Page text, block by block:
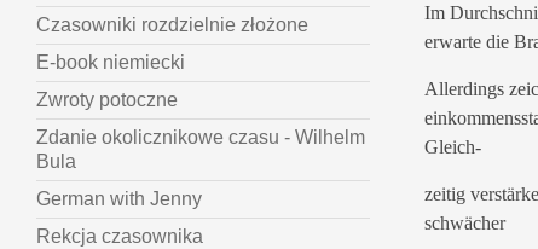
Im
erwarte die
Allerdings
Gleich-
zeitig
schwächer
Czasowniki rozdzielnie złożone
E-book niemiecki
Zwroty potoczne
Zdanie okolicznikowe czasu - Wilhelm
Bula
German with Jenny
Rekcja czasownika